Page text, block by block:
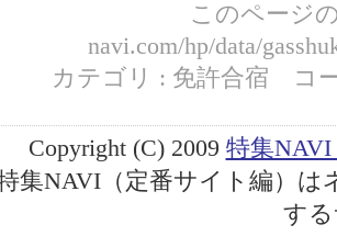
このページ
navi.com/hp/data/
カテゴリ : 免許合宿 コー
Copyright (C) 2009 特集
集NAVI（定番サイト編）
す